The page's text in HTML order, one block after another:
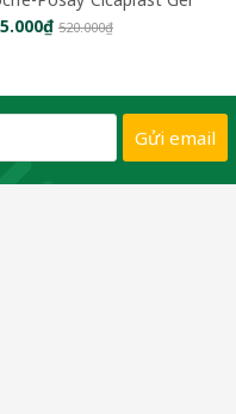
Cream - 50ml
355.000₫
Gửi email